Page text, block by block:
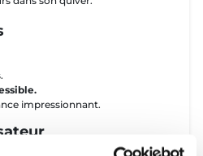
impressionnant.